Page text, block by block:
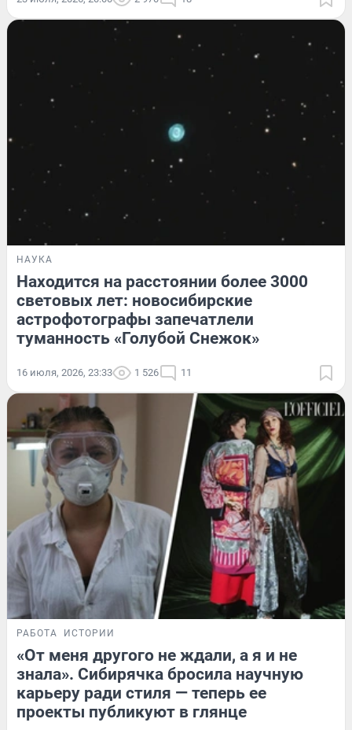
НАУКА
Находится на расстоянии более 3000
световых лет: новосибирские
астрофотографы запечатлели
туманность «Голубой Снежок»
16 июля, 2026, 23:33 1 526 11
РАБОТА ИСТОРИИ
«От меня другого не ждали, а я и не
знала». Сибирячка бросила научную
карьеру ради стиля — теперь ее
проекты публикуют в глянце